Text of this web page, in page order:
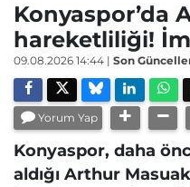
Konyaspor’da
hareketliliği!
09.08.2026 14:44 | Son
Yorum Yap
Konyaspor, daha
aldığı Arthur